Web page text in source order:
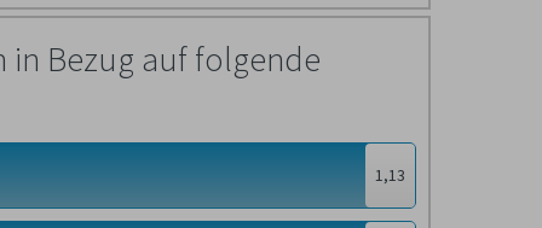
in Bezug auf folgende
1,13